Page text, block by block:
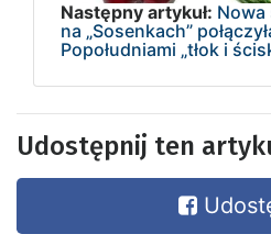
Następny artykuł: Nowa
na „Sosenkach”
Popołudniami „tłok i
Udostępnij ten